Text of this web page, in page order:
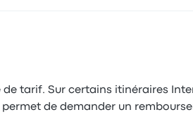
tarif. Sur certains itinéraires
de demander un